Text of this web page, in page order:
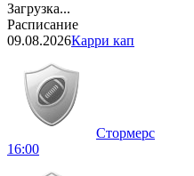
Загрузка...
Расписание
09.08.2026Карри кап
Стормерс
16:00